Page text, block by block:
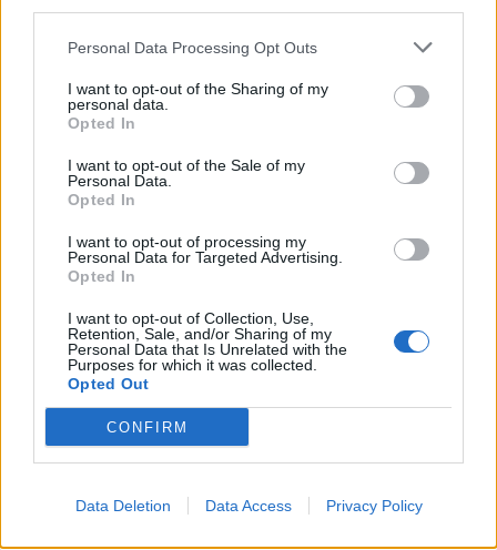
Personal Data Processing Opt Outs
I want to opt-out of the Sharing of my
personal data.
Opted In
I want to opt-out of the Sale of my
Personal Data.
Opted In
I want to opt-out of processing my
Personal Data for Targeted Advertising.
Opted In
I want to opt-out of Collection, Use,
Retention, Sale, and/or Sharing of my
Personal Data that Is Unrelated with the
Purposes for which it was collected.
Opted Out
CONFIRM
Data Deletion Data Access Privacy Policy
Πρωτοχρονιάτικη συναυλία από τη Σαξοφωνική
ορχήστρα του Δήμου Μονεμβασίας υπό τη
διεύθυνση του Γιώργου Καλογεράκου
1/1/2017
Κάστρο, 11:30 π.μ - 6:00μ.μ
Επισκεφθείτε το ζαχαρένιο σπιτάκι στην πλατεία
με το κανόνι.
πολλές εκπλήξεις από το Σύλλογο
Επαγγελματιών του Κάστρου Μονεμβασίας.
TAGS: ΚΟΙΝΩΝΙΑ